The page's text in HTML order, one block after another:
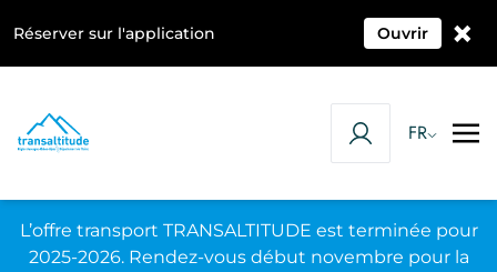
Réserver sur l'application Ouvrir ×
FR
L’offre transport TRANSALTITUDE est terminée pour
2025-2026. Rendez-vous début novembre pour la